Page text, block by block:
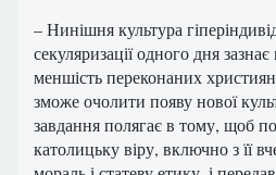
– Нинішня культура
секуляризації одного дня
меншість переконаних
зможе очолити появу нової
завдання полягає в тому, щоб
католицьку віру, включно з її